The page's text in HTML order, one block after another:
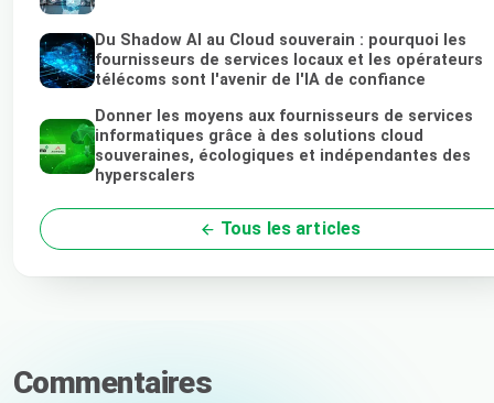
Du Shadow AI au Cloud souverain : pourquoi les
fournisseurs de services locaux et les opérateurs
télécoms sont l'avenir de l'IA de confiance
Donner les moyens aux fournisseurs de services
informatiques grâce à des solutions cloud
souveraines, écologiques et indépendantes des
hyperscalers
Tous les articles
Commentaires